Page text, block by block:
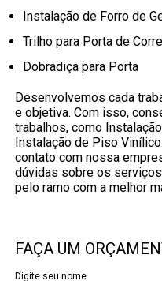
Instalação de Forro de
Trilho para Porta de
Dobradiça para Porta
Desenvolvemos cada
e objetiva. Com isso,
trabalhos, como
Instalação de Piso
contato com nossa
dúvidas sobre os
pelo ramo com a melhor
FAÇA UM
Digite seu nome